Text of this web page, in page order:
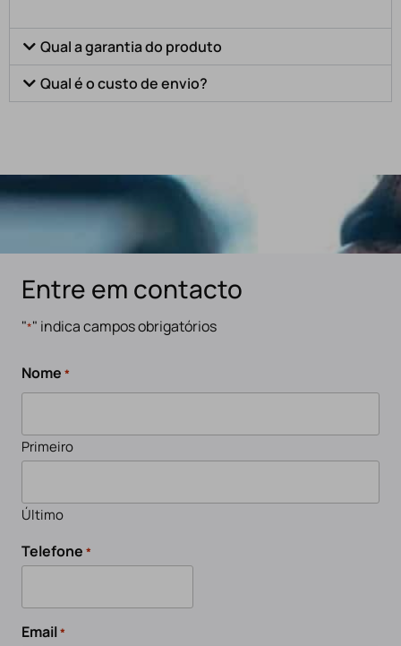
Qual a garantia do produto
Qual é o custo de envio?
Entre em contacto
"*" indica campos obrigatórios
Nome *
Primeiro
Último
Telefone *
Email*